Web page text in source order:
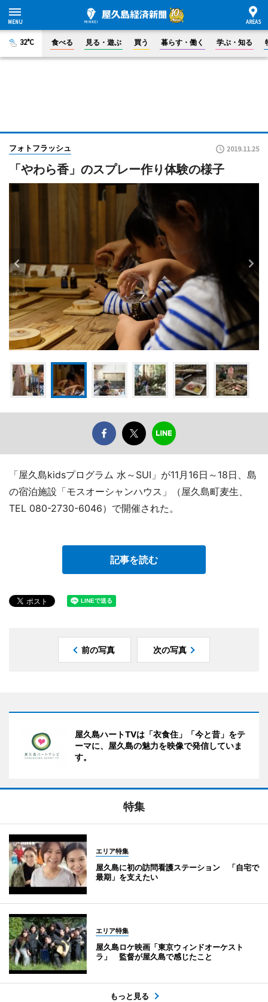
32°C 食べる 見る・遊ぶ 買う 暮らす・働く 学ぶ・知る
フォトフラッシュ 2019.11.25
「やわら香」のスプレー作り体験の様子
「屋久島kidsプログラム 水～SUI」が11月16日～18日、島
の宿泊施設「モスオーシャンハウス」（屋久島町麦生、
TEL 080-2730-6046）で開催された。
記事を読む
前の写真 次の写真
屋久島ハートTVは「衣食住」「今と昔」をテ
ーマに、屋久島の魅力を映像で発信していま
す。
特集
エリア特集
屋久島に初の訪問看護ステーション 「自宅で
最期」を支えたい
エリア特集
屋久島ロケ映画「東京ウィンドオーケスト
ラ」 監督が屋久島で感じたこと
もっと見る